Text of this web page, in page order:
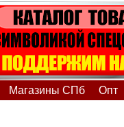
Магазины СПб Опт